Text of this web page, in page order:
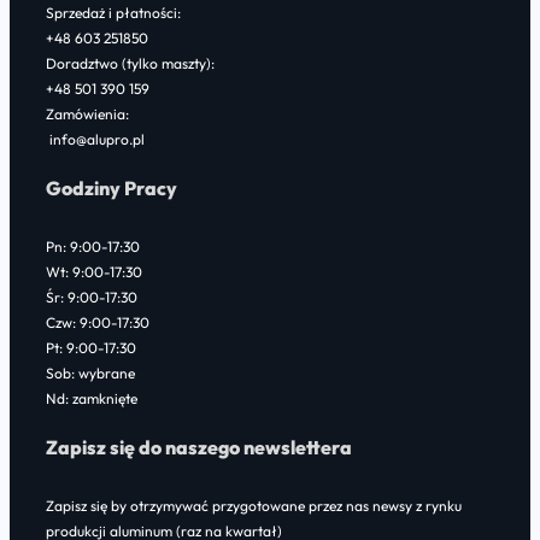
Sprzedaż i płatności:
+48 603 251850
Doradztwo (tylko maszty):
+48 501 390 159
Zamówienia:
info@alupro.pl
Godziny Pracy
Pn: 9:00-17:30
Wt: 9:00-17:30
Śr: 9:00-17:30
Czw: 9:00-17:30
Pt: 9:00-17:30
Sob: wybrane
Nd: zamknięte
Zapisz się do naszego newslettera
Zapisz się by otrzymywać przygotowane przez nas newsy z rynku
produkcji aluminum (raz na kwartał)